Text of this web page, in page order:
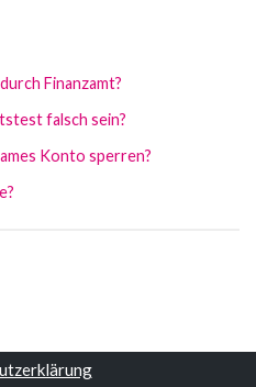
Finanzamt?
falsch sein?
Konto sperren?